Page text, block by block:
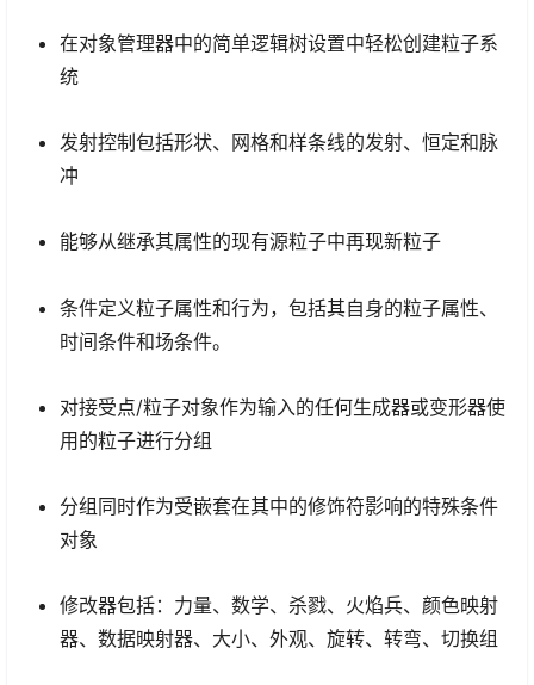
在对象管理器中的简单逻辑树设置中轻松创建粒子系
统
发射控制包括形状、网格和样条线的发射、恒定和脉
冲
能够从继承其属性的现有源粒子中再现新粒子
条件定义粒子属性和行为，包括其自身的粒子属性、
时间条件和场条件。
对接受点/粒子对象作为输入的任何生成器或变形器使
用的粒子进行分组
分组同时作为受嵌套在其中的修饰符影响的特殊条件
对象
修改器包括：力量、数学、杀戮、火焰兵、颜色映射
器、数据映射器、大小、外观、旋转、转弯、切换组